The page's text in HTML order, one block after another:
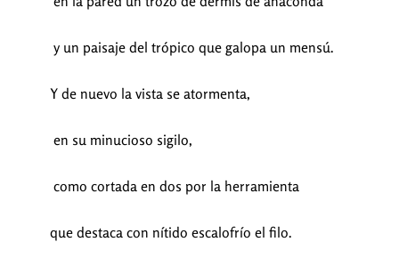
y un paisaje del trópico que galopa un mensú.
Y de nuevo la vista se atormenta,
en su minucioso sigilo,
como cortada en dos por la herramienta
que destaca con nítido escalofrío el filo.